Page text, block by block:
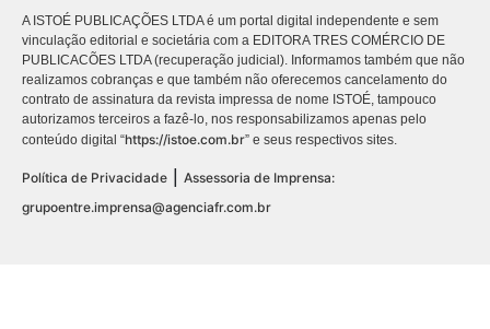
A ISTOÉ PUBLICAÇÕES LTDA é um portal digital independente e sem
vinculação editorial e societária com a EDITORA TRES COMÉRCIO DE
PUBLICACÕES LTDA (recuperação judicial). Informamos também que não
realizamos cobranças e que também não oferecemos cancelamento do
contrato de assinatura da revista impressa de nome ISTOÉ, tampouco
autorizamos terceiros a fazê-lo, nos responsabilizamos apenas pelo
conteúdo digital “https://istoe.com.br” e seus respectivos sites.
Política de Privacidade
Assessoria de Imprensa:
grupoentre.imprensa@agenciafr.com.br